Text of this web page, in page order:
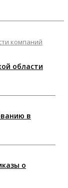
компаний
области
в
о